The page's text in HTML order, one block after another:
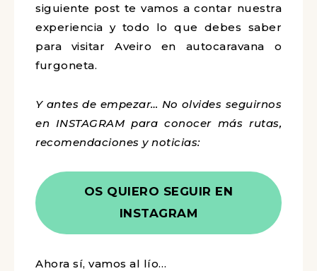
siguiente post te vamos a contar nuestra
experiencia y todo lo que debes saber
para visitar Aveiro en autocaravana o
furgoneta.
Y antes de empezar… No olvides seguirnos
en INSTAGRAM para conocer más rutas,
recomendaciones y noticias:
OS QUIERO SEGUIR EN
INSTAGRAM
Ahora sí, vamos al lío…